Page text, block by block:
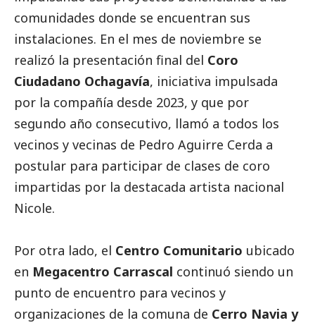
comunidades donde se encuentran sus
instalaciones. En el mes de noviembre se
realizó la presentación final del Coro
Ciudadano Ochagavía, iniciativa impulsada
por la compañía desde 2023, y que por
segundo año consecutivo, llamó a todos los
vecinos y vecinas de Pedro Aguirre Cerda a
postular para participar de clases de coro
impartidas por la destacada artista nacional
Nicole.
Por otra lado, el Centro Comunitario ubicado
en Megacentro Carrascal continuó siendo un
punto de encuentro para vecinos y
organizaciones de la comuna de Cerro Navia y